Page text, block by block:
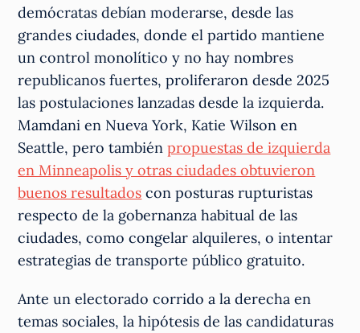
demócratas debían moderarse, desde las
grandes ciudades, donde el partido mantiene
un control monolítico y no hay nombres
republicanos fuertes, proliferaron desde 2025
las postulaciones lanzadas desde la izquierda.
Mamdani en Nueva York, Katie Wilson en
Seattle, pero tambiénpropuestas de izquierda
en Minneapolis y otras ciudades obtuvieron
buenos resultados con posturas rupturistas
respecto de la gobernanza habitual de las
ciudades, como congelar alquileres, o intentar
estrategias de transporte público gratuito.
Ante un electorado corrido a la derecha en
temas sociales, la hipótesis de las candidaturas